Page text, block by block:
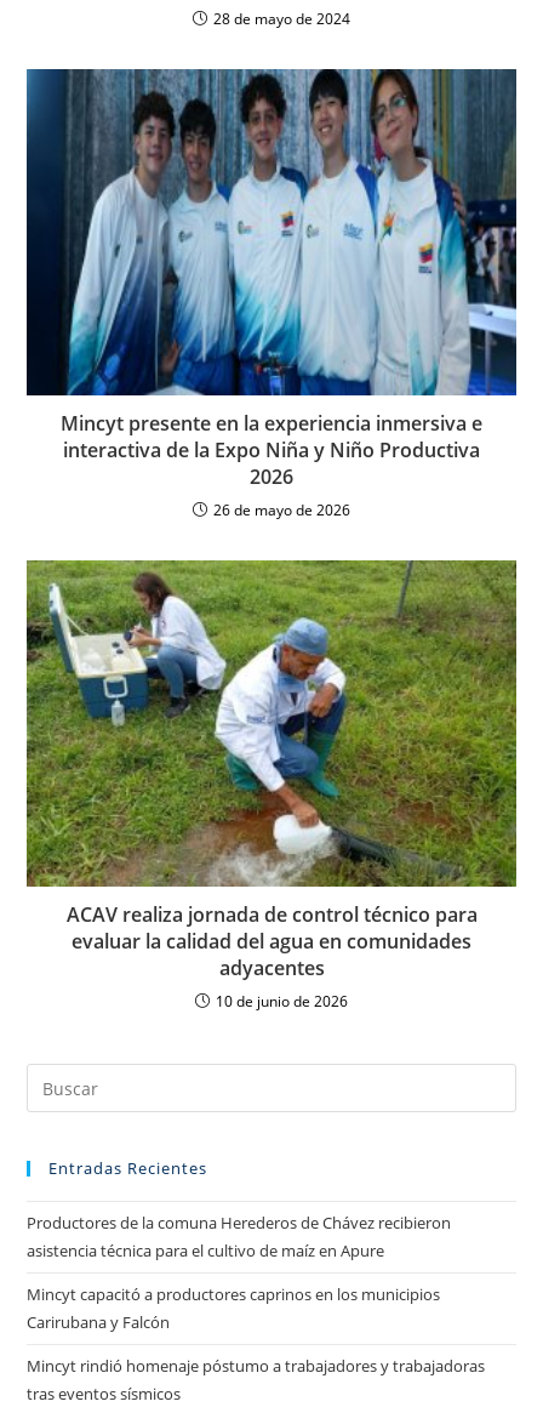
28 de mayo de 2024
Mincyt presente en la experiencia inmersiva e
interactiva de la Expo Niña y Niño Productiva
2026
26 de mayo de 2026
ACAV realiza jornada de control técnico para
evaluar la calidad del agua en comunidades
adyacentes
10 de junio de 2026
Entradas Recientes
Productores de la comuna Herederos de Chávez recibieron
asistencia técnica para el cultivo de maíz en Apure
Mincyt capacitó a productores caprinos en los municipios
Carirubana y Falcón
Mincyt rindió homenaje póstumo a trabajadores y trabajadoras
tras eventos sísmicos